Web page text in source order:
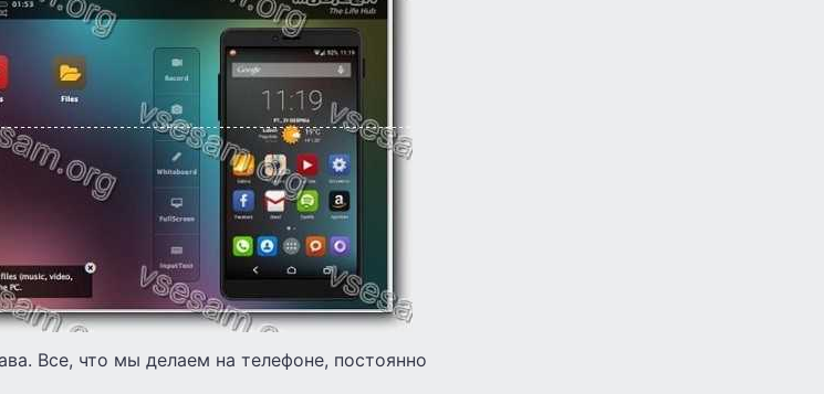
Все, что мы делаем на телефоне, постоянно